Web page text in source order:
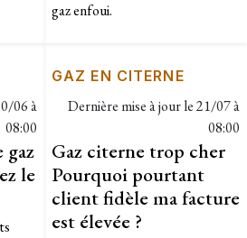
gaz enfoui.
06 à
08:00
gaz
le
GAZ EN CITERNE
Dernière mise à jour le21/07 à
08:00
Gaz citerne trop cher
Pourquoi pourtant
client fidèle ma facture
est élevée ?